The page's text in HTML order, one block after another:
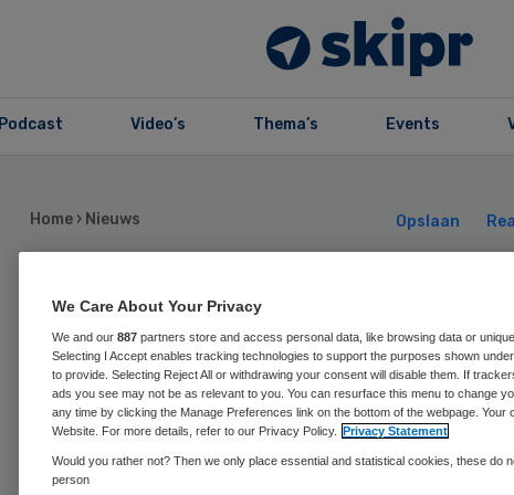
Podcast Video’s Thema’s Events
Home › Nieuws Opslaan
VWS krijgt
We Care About Your Privacy
We and our 887 partners store and access personal data, like browsing data or
Selecting I Accept enables tracking technologies to support the purposes shown
to provide. Selecting Reject All or withdrawing your consent will disable them. If
ads you see may not be as relevant to you. You can resurface this menu to change
any time by clicking the Manage Preferences link on the bottom of the webpage. Your
Website. For more details, refer to our Privacy Policy.
Privacy Statement
Would you rather not? Then we only place essential and statistical cookies, these do
person